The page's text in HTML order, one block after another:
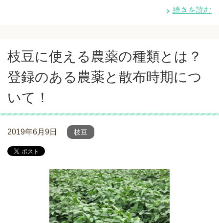
続きを読む
枝豆に使える農薬の種類とは？
登録のある農薬と散布時期につ
いて！
2019年6月9日 枝豆